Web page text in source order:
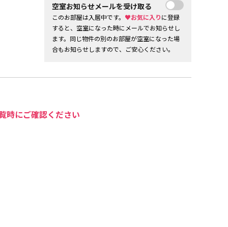
空室お知らせメールを受け取る
このお部屋は入居中です。 ♥お気に入りに登録
すると、空室になった時にメールでお知らせし
ます。同じ物件の別のお部屋が空室になった場
合もお知らせしますので、ご安心ください。
時にご確認ください